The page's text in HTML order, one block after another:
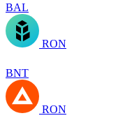
BAL
RON
BNT
RON